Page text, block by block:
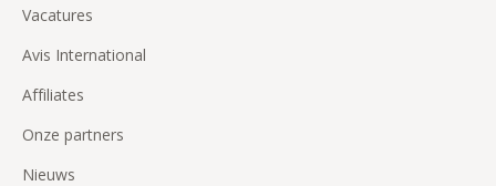
Vacatures
Avis International
Affiliates
Onze partners
Nieuws